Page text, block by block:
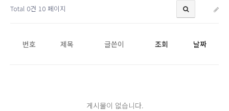
Total 0건 10 페이지
번호 제목 글쓴이 조회 날짜
게시물이 없습니다.